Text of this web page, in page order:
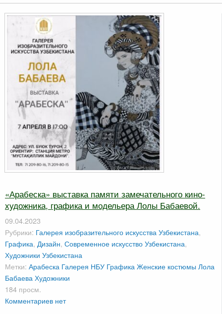
«Арабеска» выставка памяти замечательного кино-
художника, графика и модельера Лолы Бабаевой.
09.04.2023
Рубрики: Галерея изобразительного искусства Узбекистана,
Графика, Дизайн, Современное искусство Узбекистана,
Художники Узбекистана
Метки: Арабеска Галерея НБУ Графика Женские костюмы Лола
Бабаева Художники
184 просм.
Комментариев нет